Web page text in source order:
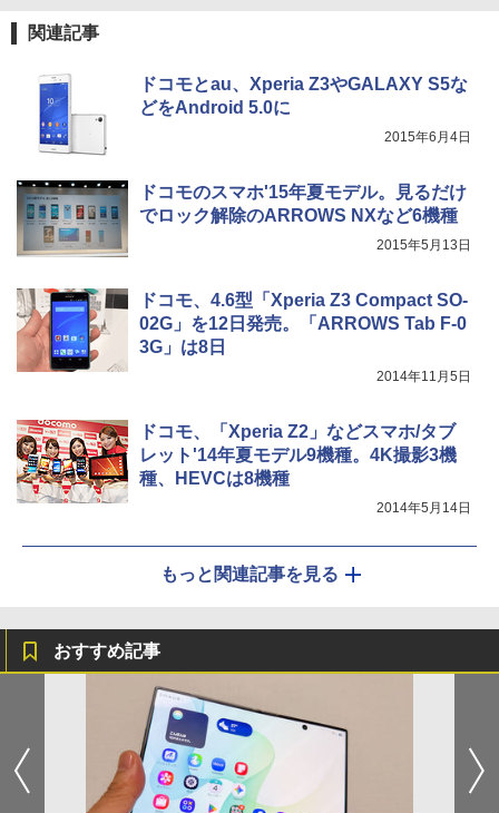
関連記事
ドコモとau、Xperia Z3やGALAXY S5な
どをAndroid 5.0に
2015年6月4日
ドコモのスマホ'15年夏モデル。見るだけ
でロック解除のARROWS NXなど6機種
2015年5月13日
ドコモ、4.6型「Xperia Z3 Compact SO-
02G」を12日発売。「ARROWS Tab F-0
3G」は8日
2014年11月5日
ドコモ、「Xperia Z2」などスマホ/タブ
レット'14年夏モデル9機種。4K撮影3機
種、HEVCは8機種
2014年5月14日
もっと関連記事を見る
おすすめ記事